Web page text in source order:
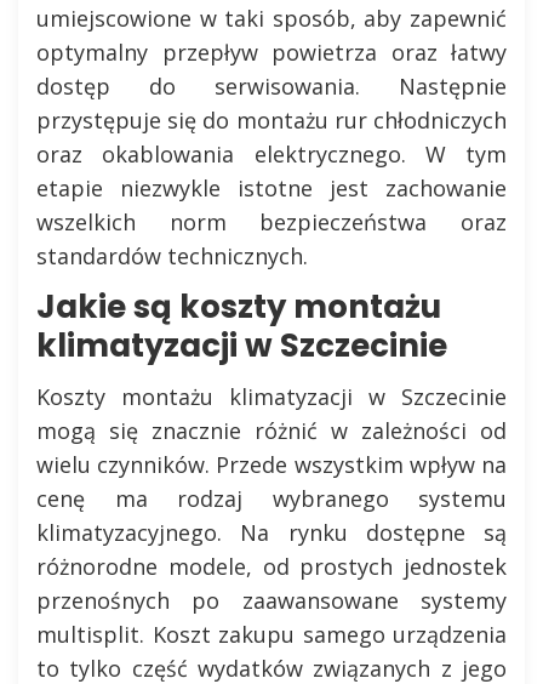
umiejscowione w taki sposób, aby zapewnić
optymalny przepływ powietrza oraz łatwy
dostęp do serwisowania. Następnie
przystępuje się do montażu rur chłodniczych
oraz okablowania elektrycznego. W tym
etapie niezwykle istotne jest zachowanie
wszelkich norm bezpieczeństwa oraz
standardów technicznych.
Jakie są koszty montażu
klimatyzacji w Szczecinie
Koszty montażu klimatyzacji w Szczecinie
mogą się znacznie różnić w zależności od
wielu czynników. Przede wszystkim wpływ na
cenę ma rodzaj wybranego systemu
klimatyzacyjnego. Na rynku dostępne są
różnorodne modele, od prostych jednostek
przenośnych po zaawansowane systemy
multisplit. Koszt zakupu samego urządzenia
to tylko część wydatków związanych z jego